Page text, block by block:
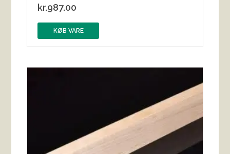
kr.987.00
KØB VARE